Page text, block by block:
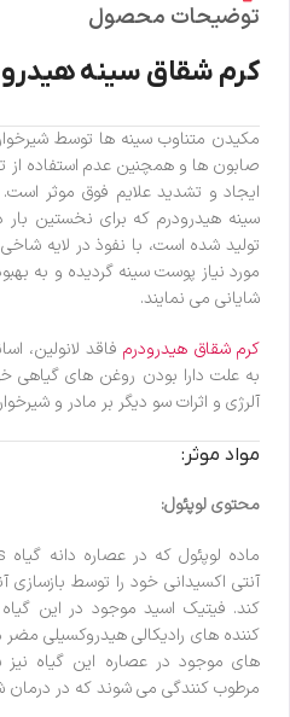
توضیحات محصول
کرم شقاق سینه
مکیدن متناوب سینه ها توسط
صابون ها و همچنین عدم استفاده از
ایجاد و تشدید علایم فوق موثر
سینه هیدرودرم که برای نخستین بار
تولید شده است، با نفوذ در لایه
مورد نیاز پوست سینه گردیده و به
شایانی می نمایند.
کرم شقاق هیدرودرمفاقد لانولین،
به علت دارا بودن روغن های گیاهی
آلرژی و اثرات سو دیگر بر مادر و
مواد موثر:
محتوی لوپئول:
آنتی اکسیدانی خود را توسط
کند. فیتیک اسید موجود در این گیاه
کننده های رادیکالی هیدروکسیلی
های موجود در عصاره این گیاه
مرطوب کنندگی می شوند که در درمان